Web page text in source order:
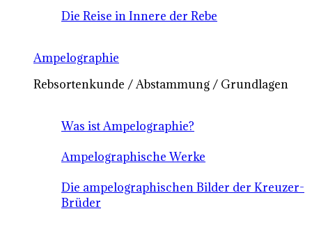
Die Reise in Innere der Rebe
Ampelographie
Rebsortenkunde / Abstammung / Grundlagen
Was ist Ampelographie?
Ampelographische Werke
Die ampelographischen Bilder der Kreuzer-
Brüder